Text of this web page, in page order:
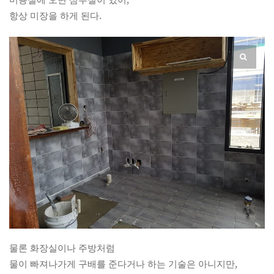
항상 미장을 하게 된다.
물론 화장실이나 주방처럼
물이 빠져나가게 구배를 준다거나 하는 기술은 아니지만,